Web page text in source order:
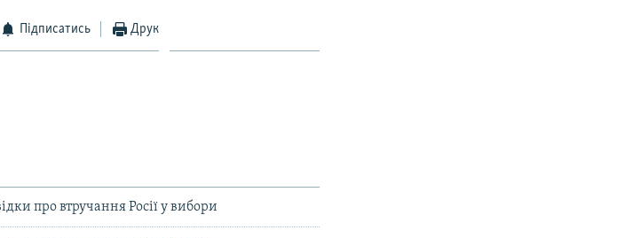
Підписатись Друк
про втручання Росії у вибори